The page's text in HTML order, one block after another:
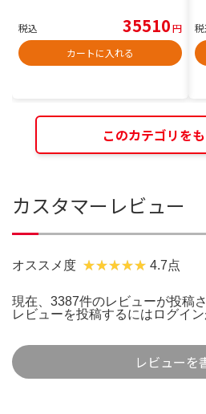
税込 35510円
カートに入れる
このカテゴリを
カスタマーレビュー
オススメ度 4.7点
現在、3387件のレビューが投稿
レビューを投稿するには ログイン
レビューを